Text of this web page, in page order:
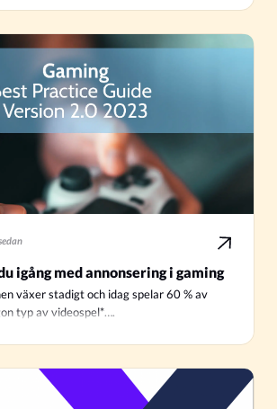
igång med annonsering i gaming
växer stadigt och idag spelar 60 % av
typ av videospel*….